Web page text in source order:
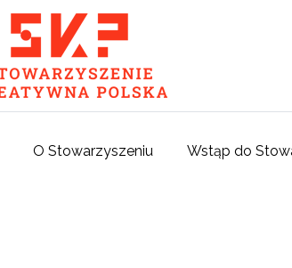
O Stowarzyszeniu Wstąp do